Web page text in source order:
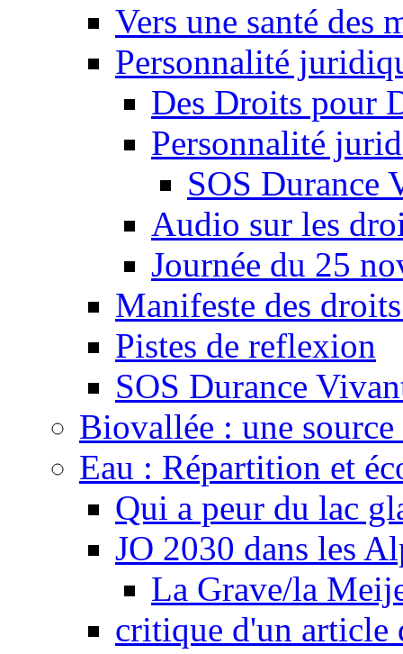
Vers une santé des
Personnalité
Des Droits pour
Personnalité
SOS Durance
Audio sur les
Journée du 25
Manifeste des
Pistes de reflexion
SOS Durance
Biovallée : une
Eau : Répartition et
Qui a peur du lac
JO 2030 dans les
La Grave/la
critique d'un article